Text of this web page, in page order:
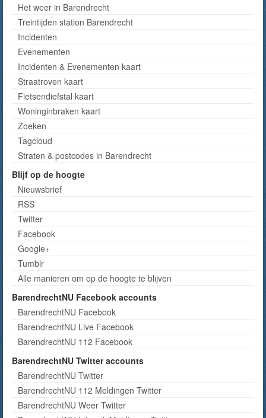
Het weer in Barendrecht
Treintijden station Barendrecht
Incidenten
Evenementen
Incidenten & Evenementen kaart
Straatroven kaart
Fietsendiefstal kaart
Woninginbraken kaart
Zoeken
Tagcloud
Straten & postcodes in Barendrecht
Blijf op de hoogte
Nieuwsbrief
RSS
Twitter
Facebook
Google+
Tumblr
Alle manieren om op de hoogte te blijven
BarendrechtNU Facebook accounts
BarendrechtNU Facebook
BarendrechtNU Live Facebook
BarendrechtNU 112 Facebook
BarendrechtNU Twitter accounts
BarendrechtNU Twitter
BarendrechtNU 112 Meldingen Twitter
BarendrechtNU Weer Twitter